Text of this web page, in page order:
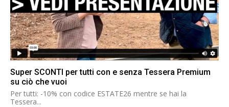
Super SCONTI per tutti con e senza Tessera Premium
su ciò che vuoi
Per tutti: -10% con codice ESTATE26 mentre se hai la
Tessera...